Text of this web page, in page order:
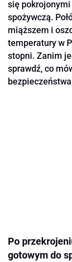
się
spożywczą.
miąższem i
temperatury w
stopni. Zanim
sprawdź, co
Po
gotowym do